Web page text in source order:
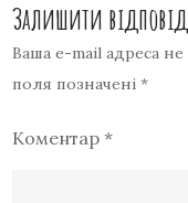
Залишити
Ваша e-mail адреса
поля позначені*
Коментар*